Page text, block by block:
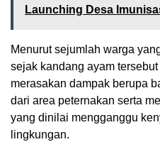
Launching Desa
Menurut sejumlah warga
sejak kandang ayam
merasakan dampak berupa
dari area peternakan serta
yang dinilai mengganggu
lingkungan.